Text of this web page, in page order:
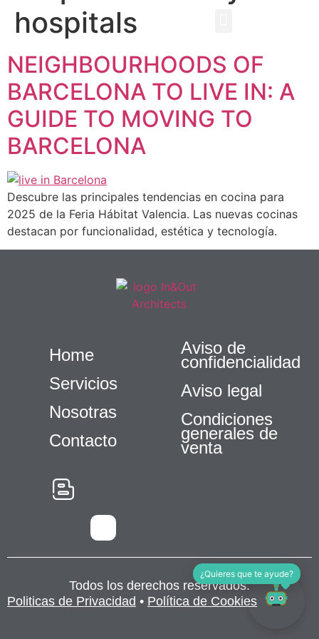
hospitals
NEIGHBOURHOODS OF
BARCELONA TO LIVE IN: A
GUIDE TO MOVING TO
BARCELONA
Descubre las principales tendencias en cocina para
2025 de la Feria Hábitat Valencia. Las nuevas cocinas
destacan por funcionalidad, estética y tecnología.
Home
Servicios
Nosotras
Contacto
Aviso de
confidencialidad
Aviso legal
Condiciones
generales de
venta
Todos los derechos reservados.
Politicas de Privacidad • Política de Cookies
cookies no
funcione la
web.
¿Quieres que te ayude?